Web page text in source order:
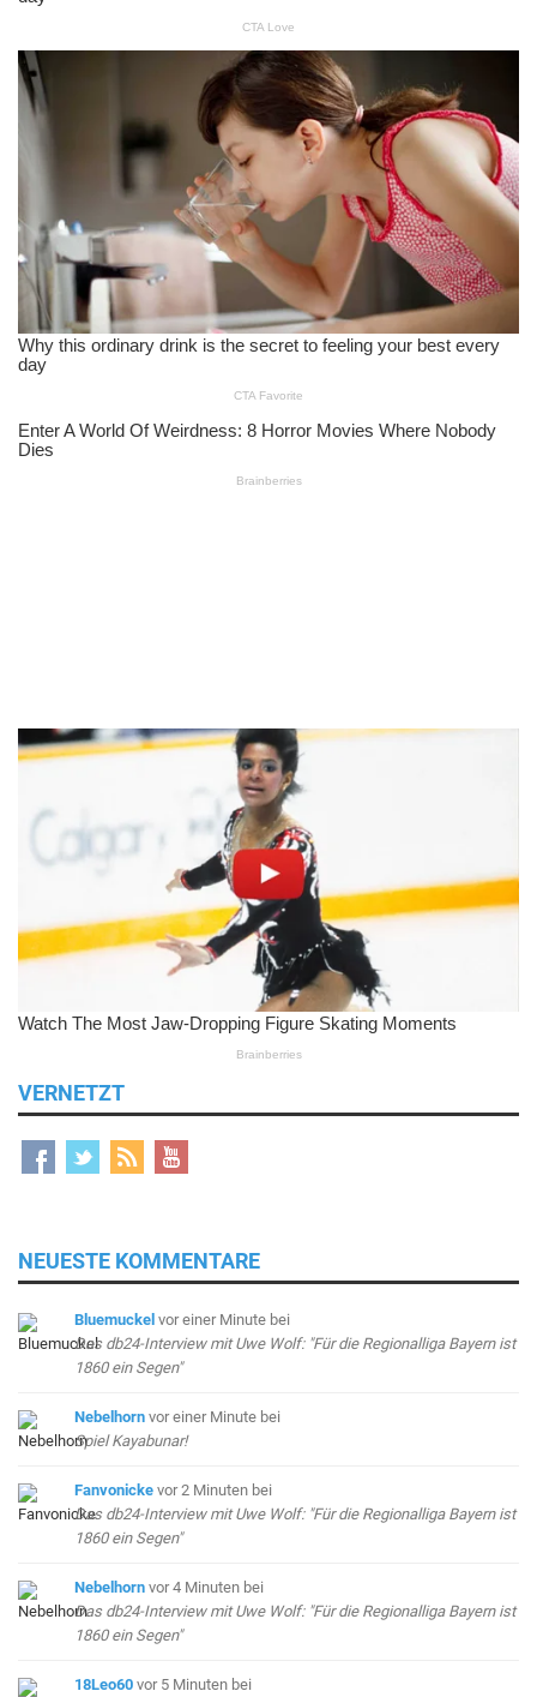
VERNETZT
NEUESTE KOMMENTARE
Bluemuckel vor einer Minute bei
Das db24-Interview mit Uwe Wolf: "Für die Regionalliga Bayern ist
1860 ein Segen"
Nebelhorn vor einer Minute bei
Spiel Kayabunar!
Fanvonicke vor 2 Minuten bei
Das db24-Interview mit Uwe Wolf: "Für die Regionalliga Bayern ist
1860 ein Segen"
Nebelhorn vor 4 Minuten bei
Das db24-Interview mit Uwe Wolf: "Für die Regionalliga Bayern ist
1860 ein Segen"
18Leo60 vor 5 Minuten bei